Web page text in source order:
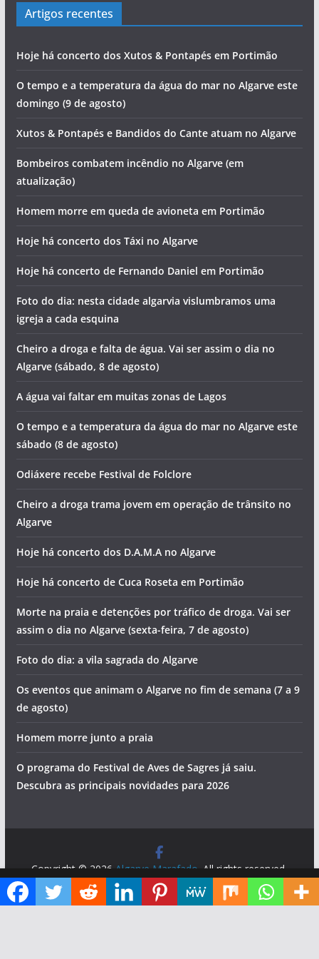
Artigos recentes
Hoje há concerto dos Xutos & Pontapés em Portimão
O tempo e a temperatura da água do mar no Algarve este
domingo (9 de agosto)
Xutos & Pontapés e Bandidos do Cante atuam no Algarve
Bombeiros combatem incêndio no Algarve (em
atualização)
Homem morre em queda de avioneta em Portimão
Hoje há concerto dos Táxi no Algarve
Hoje há concerto de Fernando Daniel em Portimão
Foto do dia: nesta cidade algarvia vislumbramos uma
igreja a cada esquina
Cheiro a droga e falta de água. Vai ser assim o dia no
Algarve (sábado, 8 de agosto)
A água vai faltar em muitas zonas de Lagos
O tempo e a temperatura da água do mar no Algarve este
sábado (8 de agosto)
Odiáxere recebe Festival de Folclore
Cheiro a droga trama jovem em operação de trânsito no
Algarve
Hoje há concerto dos D.A.M.A no Algarve
Hoje há concerto de Cuca Roseta em Portimão
Morte na praia e detenções por tráfico de droga. Vai ser
assim o dia no Algarve (sexta-feira, 7 de agosto)
Foto do dia: a vila sagrada do Algarve
Os eventos que animam o Algarve no fim de semana (7 a 9
de agosto)
Homem morre junto a praia
O programa do Festival de Aves de Sagres já saiu.
Descubra as principais novidades para 2026
Copyright © 2026 Algarve Marafado . All rights reserved.
Theme:
ColorMag by ThemeGrill. Powered by WordPress
Diga ao Google que o Algarve Marafado é uma das suas fontes de informação preferidas